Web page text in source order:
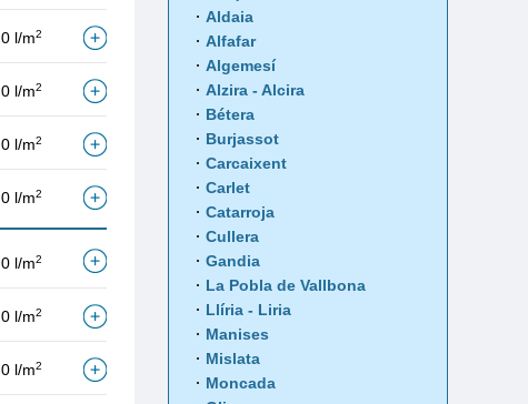
0 l/m2
0 l/m2
0 l/m2
0 l/m2
0 l/m2
0 l/m2
0 l/m2
Aldaia
Alfafar
Algemesí
Alzira - Alcira
Bétera
Burjassot
Carcaixent
Carlet
Catarroja
Cullera
Gandia
La Pobla de Vallbona
Llíria - Liria
Manises
Mislata
Moncada